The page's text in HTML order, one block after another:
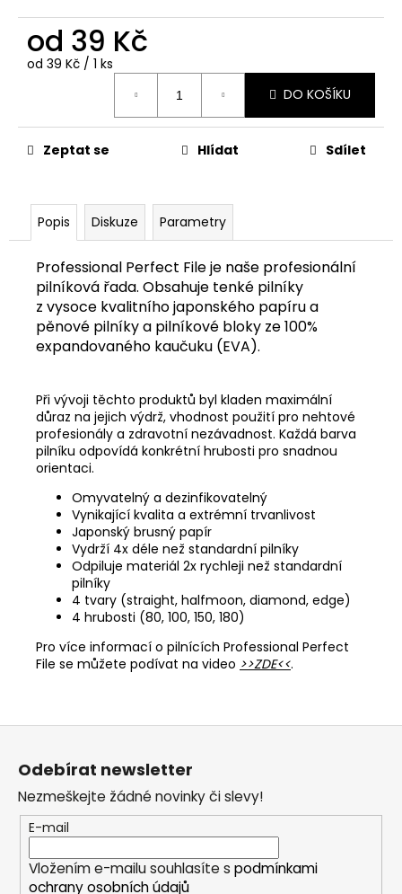
od 39 Kč
Měrná
od 39 Kč / 1 ks
DO KOŠÍKU
Zeptat se Hlídat Sdílet
Popis Diskuze Parametry
Professional Perfect File je naše profesionální
pilníková řada. Obsahuje tenké pilníky
z vysoce kvalitního japonského papíru a
pěnové pilníky a pilníkové bloky ze 100%
expandovaného kaučuku (EVA).
Při vývoji těchto produktů byl kladen maximální
důraz na jejich výdrž, vhodnost použití pro nehtové
profesionály a zdravotní nezávadnost. Každá barva
pilníku odpovídá konkrétní hrubosti pro snadnou
orientaci.
Omyvatelný a dezinfikovatelný
Vynikající kvalita a extrémní trvanlivost
Japonský brusný papír
Vydrží 4x déle než standardní pilníky
Odpiluje materiál 2x rychleji než standardní
pilníky
4 tvary (straight, halfmoon, diamond, edge)
4 hrubosti (80, 100, 150, 180)
Pro více informací o pilnících Professional Perfect
File se můžete podívat na video >>ZDE<<.
m
e
Z
Odebírat newsletter
Nezmeškejte žádné novinky či slevy!
E-mail
Vložením e-mailu souhlasíte s podmínkami
ochrany osobních údajů